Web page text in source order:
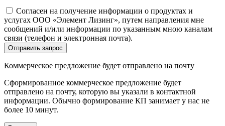
Согласен на получение информации о продуктах и
услугах ООО «Элемент Лизинг», путем направления мне
сообщений и/или информации по указанным мною каналам
связи (телефон и электронная почта).
Отправить запрос
Коммерческое предложение будет отправлено на почту
Сформированное коммерческое предложение будет
отправлено на почту, которую вы указали в контактной
информации. Обычно формирование КП занимает у нас не
более 10 минут.